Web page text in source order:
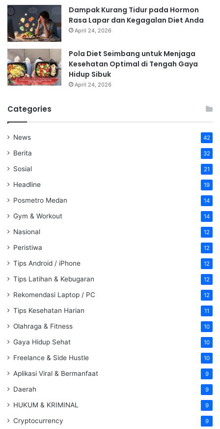
Dampak Kurang Tidur pada Hormon
Rasa Lapar dan Kegagalan Diet Anda
April 24, 2026
Pola Diet Seimbang untuk Menjaga
Kesehatan Optimal di Tengah Gaya
Hidup Sibuk
April 24, 2026
Categories
News 42
Berita 32
Sosial 21
Headline 19
Posmetro Medan 14
Gym & Workout 14
Nasional 12
Peristiwa 12
Tips Android / iPhone 12
Tips Latihan & Kebugaran 12
Rekomendasi Laptop / PC 12
Tips Kesehatan Harian 11
Olahraga & Fitness 10
Gaya Hidup Sehat 10
Freelance & Side Hustle 10
Aplikasi Viral & Bermanfaat 9
Daerah 9
HUKUM & KRIMINAL 9
Cryptocurrency 9